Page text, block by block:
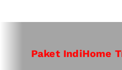
Paket IndiHome